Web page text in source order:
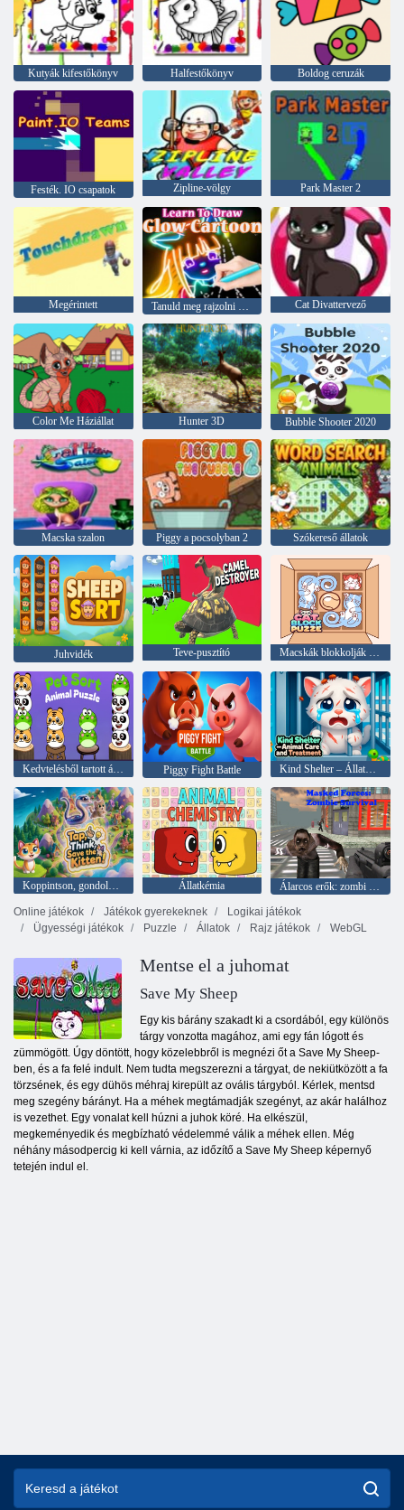
Kutyák kifestőkönyv Halfestőkönyv Boldog ceruzák
Festék. IO csapatok Zipline-völgy Park Master 2
Megérintett Cat Divattervező
Color Me Háziállat Hunter 3D Bubble Shooter 2020
Macska szalon Piggy a pocsolyban 2 Szókereső állatok
Juhvidék Teve-pusztító Macskák blokkolják a puzzle-t
Kedvtelésből tartott állati puzzle Piggy Fight Battle Kind Shelter – Állatok gondozása és kezelése
Koppintson, gondolkozzon, mentse meg a cicát! Állatkémia
Álarcos erők: zombi túlélés
Online játékok
Játékok gyerekeknek
Logikai játékok
Ügyességi játékok
Puzzle Állatok Rajz játékok WebGL
Mentse el a juhomat
Save My Sheep
Egy kis bárány szakadt ki a csordából, egy különös
tárgy vonzotta magához, ami egy fán lógott és
zümmögött. Úgy döntött, hogy közelebbről is megnézi őt a Save My Sheep-
ben, és a fa felé indult. Nem tudta megszerezni a tárgyat, de nekiütközött a fa
törzsének, és egy dühös méhraj kirepült az ovális tárgyból. Kérlek, mentsd
meg szegény bárányt. Ha a méhek megtámadják szegényt, az akár halálhoz
is vezethet. Egy vonalat kell húzni a juhok köré. Ha elkészül,
megkeményedik és megbízható védelemmé válik a méhek ellen. Még
néhány másodpercig ki kell várnia, az időzítő a Save My Sheep képernyő
tetején indul el.